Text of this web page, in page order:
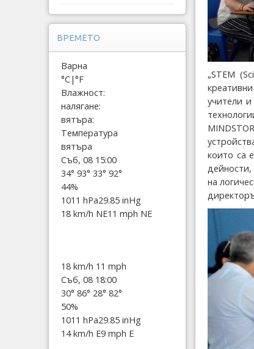
„STEM
учители
които са
на
ВРЕМЕТО
Варна
°C|°F
Влажност:
налягане:
вятъра:
Температура
вятъра
Съб, 08 15:00
34° 93° 33° 92°
44%
1011 hPa29.85 inHg
18 km/h NE11 mph NE
18 km/h 11 mph
Съб, 08 18:00
30° 86° 28° 82°
50%
1011 hPa29.85 inHg
14 km/h E9 mph E